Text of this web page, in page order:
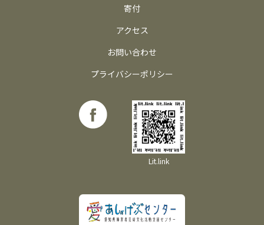
寄付
アクセス
お問い合わせ
プライバシーポリシー
Lit.link